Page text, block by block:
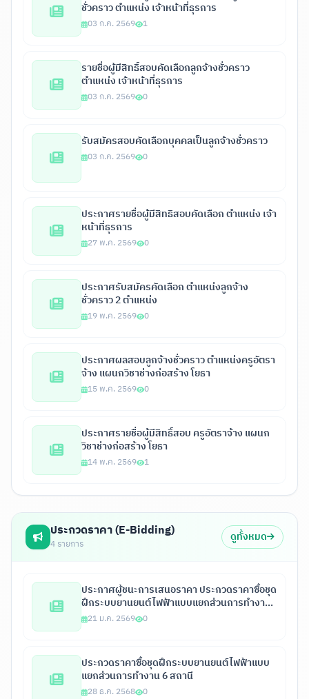
ชั่วคราว ตำแหน่ง เจ้าหน้าที่ธุรการ
03 ก.ค. 2569 1
รายชื่อผู้มีสิทธิ์สอบคัดเลือกลูกจ้างชั่วคราว
ตำแหน่ง เจ้าหน้าที่ธุรการ
03 ก.ค. 2569 0
รับสมัครสอบคัดเลือกบุคคลเป็นลูกจ้างชั่วคราว
03 ก.ค. 2569 0
ประกาศรายชื่อผู้มีสิทธิสอบคัดเลือก ตำแหน่ง เจ้า
หน้าที่ธุรการ
27 พ.ค. 2569 0
ประกาศรับสมัครคัดเลือก ตำแหน่งลูกจ้าง
ชั่วคราว 2 ตำแหน่ง
19 พ.ค. 2569 0
ประกาศผลสอบลูกจ้างชั่วคราว ตำแหน่งครูอัตรา
จ้าง แผนกวิชาช่างก่อสร้าง โยธา
15 พ.ค. 2569 0
ประกาศรายชื่อผู้มีสิทธิ์สอบ ครูอัตราจ้าง แผนก
วิชาช่างก่อสร้าง โยธา
14 พ.ค. 2569 1
ประกวดราคา (E-Bidding)
4 รายการ ดูทั้งหมด
ประกาศผู้ชนะการเสนอราคา ประกวดราคาซื้อชุด
ฝึกระบบยานยนต์ไฟฟ้าแบบแยกส่วนการทำงาน 6
สถานีแบบเชื่อมต่อกันทุกสถานี พร้อมจุดตรวจ
อิเล็กทรอนิกส์ (e-bidding)
21 ม.ค. 2569 0
ประกวดราคาซื้อชุดฝึกระบบยานยนต์ไฟฟ้าแบบ
แยกส่วนการทำงาน 6 สถานี
28 ธ.ค. 2568 0